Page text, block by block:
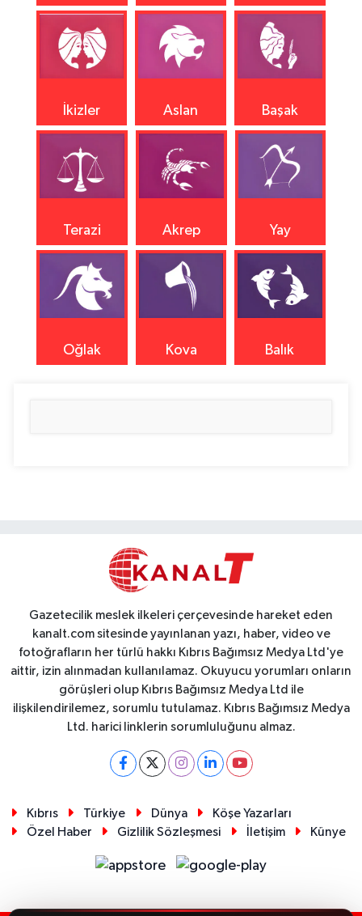
İkizler Aslan Başak
Terazi Akrep Yay
Oğlak Kova Balık
Gazetecilik meslek ilkeleri çerçevesinde hareket eden
kanalt.com sitesinde yayınlanan yazı, haber, video ve
fotoğrafların her türlü hakkı Kıbrıs Bağımsız Medya Ltd'ye
aittir, izin alınmadan kullanılamaz. Okuyucu yorumları onların
görüşleri olup Kıbrıs Bağımsız Medya Ltd ile
ilişkilendirilemez, sorumlu tutulamaz. Kıbrıs Bağımsız Medya
Ltd. harici linklerin sorumluluğunu almaz.
Kıbrıs Türkiye Dünya
Köşe Yazarları
Özel Haber
Gizlilik Sözleşmesi İletişim Künye